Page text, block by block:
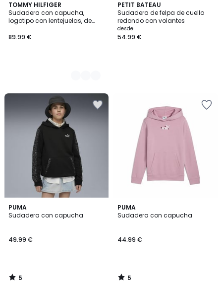
TOMMY HILFIGER
Sudadera con capucha,
logotipo con lentejuelas, de
89.99 €
2
Colores
PETIT BATEAU
Sudadera de felpa de cuello
redondo con volantes
desde
54.99 €
PUMA
Sudadera con capucha
49.99 €
5
/
5
/
PUMA
Sudadera con capucha
44.99 €
5
/
5
/